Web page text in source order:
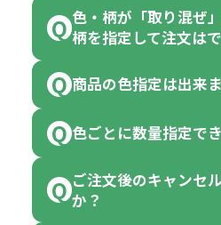
一部商品（※）を
です。
ります。
【例】注文可能数
色・柄が「取り混ぜ
柄を指定して注文は
「色・柄 取り混ぜ
ている商品は、色
ん。
商品の色指定は出来
色指定できる商品
品の詳細に「色・
ベルや商品画像に
色ごとに数量指定で
「選べる本体色」
ご注文後のキャンセ
か？